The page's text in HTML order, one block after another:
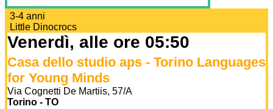
3-4 anni
Little Dinocrocs
Venerdì, alle ore 05:50
Casa dello studio aps - Torino Languages
for Young Minds
Via Cognetti De Martiis, 57/A
Torino - TO